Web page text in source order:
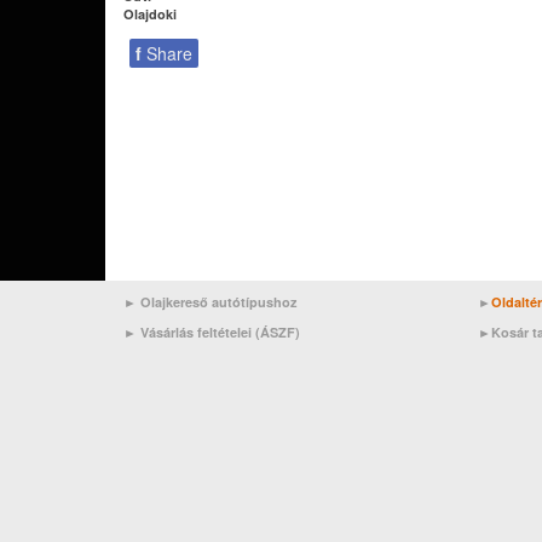
Olajdoki
f Share
► Olajkereső autótípushoz
► Vásárlás feltételei (ÁSZF)
►
► Kosár